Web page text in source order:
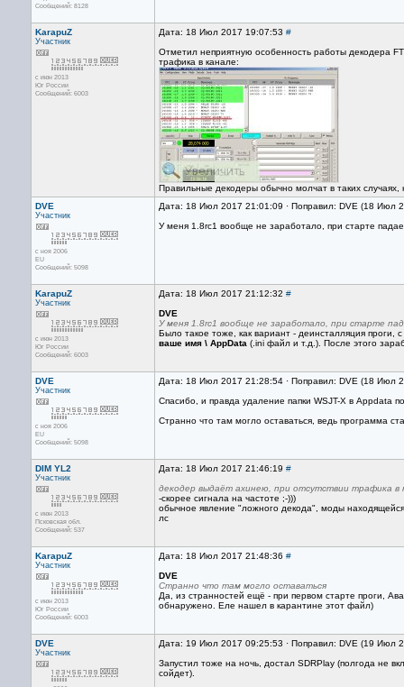
Сообщений: 8128
KarapuZ
Участник
с июн 2013
Юг России
Сообщений: 6003
Дата: 18 Июл 2017 19:07:53 #
Отметил неприятную особенность работы декодера
трафика в канале:
Правильные декодеры обычно молчат в таких
DVE
Участник
с ноя 2006
EU
Сообщений: 5098
Дата: 18 Июл 2017 21:01:09 · Поправил: DVE (18 Июл
У меня 1.8rc1 вообще не заработало, при старте
KarapuZ
Участник
с июн 2013
Юг России
Сообщений: 6003
Дата: 18 Июл 2017 21:12:32 #
DVE
У меня 1.8rc1 вообще не заработало, при старте
Было такое тоже, как вариант - деинсталляция
ваше имя \ AppData (.ini файл и т.д.). После этого
DVE
Участник
с ноя 2006
EU
Сообщений: 5098
Дата: 18 Июл 2017 21:28:54 · Поправил: DVE (18 Июл
Спасибо, и правда удаление папки WSJT-X в Appdata
Странно что там могло оставаться, ведь программа
DIM YL2
Участник
с июн 2013
Псковская обл.
Сообщений: 537
Дата: 18 Июл 2017 21:46:19 #
декодер выдаёт ахинею, при отсутствии трафика в
-скорее сигнала на частоте ;-)))
обычное явление "ложного декода", моды
лс
KarapuZ
Участник
с июн 2013
Юг России
Сообщений: 6003
Дата: 18 Июл 2017 21:48:36 #
DVE
Странно что там могло оставаться
Да, из странностей ещё - при первом старте проги,
обнаружено. Еле нашел в карантине этот файл)
DVE
Участник
Дата: 19 Июл 2017 09:25:53 · Поправил: DVE (19 Июл
Запустил тоже на ночь, достал SDRPlay (полгода не
сойдет).